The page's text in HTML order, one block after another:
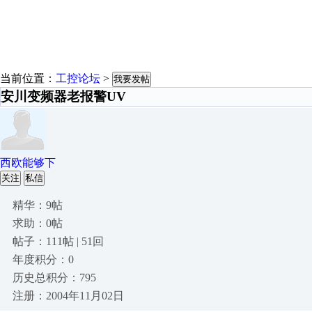
当前位置： 工控论坛 > 我要发帖
安川变频器老报警UV
西欧能够下
关注 私信
精华：9帖
求助：0帖
帖子：111帖 | 51回
年度积分：0
历史总积分：795
注册：2004年11月02日